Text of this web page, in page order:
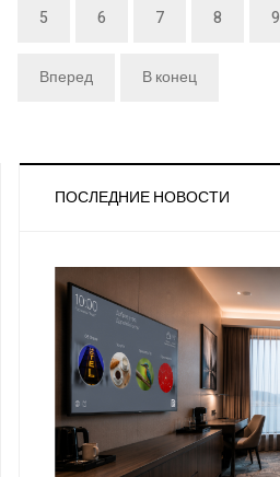
5 6 7 8 9
Вперед В конец
ПОСЛЕДНИЕ НОВОСТИ